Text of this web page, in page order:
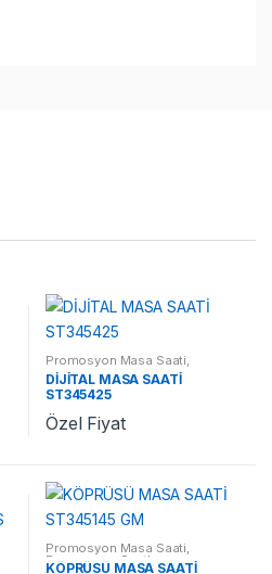
Promosyon Masa Saati
Promosyon Saatler
DİJİTAL MASA SAATİ
ST345425
Özel Fiyat
Promosyon Masa Saati,
Promosyon Saatler
KÖPRÜSÜ MASA SAATİ